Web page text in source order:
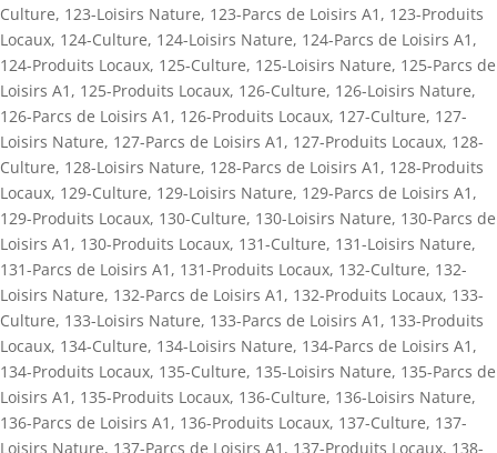
Culture, 123-Loisirs Nature, 123-Parcs de Loisirs A1 , 123-Produits
Locaux, 124-Culture, 124-Loisirs Nature, 124-Parcs de Loisirs A1 ,
124-Produits Locaux, 125-Culture, 125-Loisirs Nature, 125-Parcs de
Loisirs A1 , 125-Produits Locaux, 126-Culture, 126-Loisirs Nature,
126-Parcs de Loisirs A1 , 126-Produits Locaux, 127-Culture, 127-
Loisirs Nature, 127-Parcs de Loisirs A1 , 127-Produits Locaux, 128-
Culture, 128-Loisirs Nature, 128-Parcs de Loisirs A1 , 128-Produits
Locaux, 129-Culture, 129-Loisirs Nature, 129-Parcs de Loisirs A1 ,
129-Produits Locaux, 130-Culture, 130-Loisirs Nature, 130-Parcs de
Loisirs A1 , 130-Produits Locaux, 131-Culture, 131-Loisirs Nature,
131-Parcs de Loisirs A1 , 131-Produits Locaux, 132-Culture, 132-
Loisirs Nature, 132-Parcs de Loisirs A1 , 132-Produits Locaux, 133-
Culture, 133-Loisirs Nature, 133-Parcs de Loisirs A1 , 133-Produits
Locaux, 134-Culture, 134-Loisirs Nature, 134-Parcs de Loisirs A1 ,
134-Produits Locaux, 135-Culture, 135-Loisirs Nature, 135-Parcs de
Loisirs A1 , 135-Produits Locaux, 136-Culture, 136-Loisirs Nature,
136-Parcs de Loisirs A1 , 136-Produits Locaux, 137-Culture, 137-
Loisirs Nature, 137-Parcs de Loisirs A1 , 137-Produits Locaux, 138-